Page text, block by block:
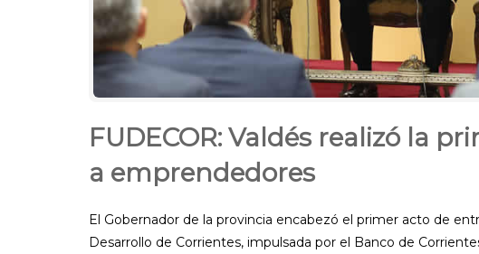
FUDECOR: Valdés realizó la
a emprendedores
El Gobernador de la provincia encabezó el primer acto de
Desarrollo de Corrientes, impulsada por el Banco de